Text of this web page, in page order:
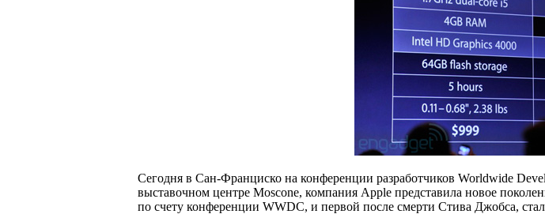
Сегодня в Сан-Франциско на конференции разработчиков Worldwide
выставочном центре Moscone, компания Apple представила новое
по счету конференции WWDC, и первой после смерти Стива Джобса,